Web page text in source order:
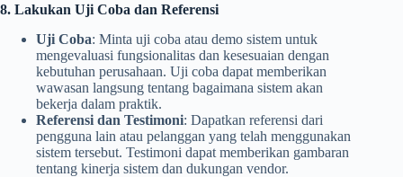
8. Lakukan Uji Coba dan Referensi
Uji Coba: Minta uji coba atau demo sistem untuk
mengevaluasi fungsionalitas dan kesesuaian dengan
kebutuhan perusahaan. Uji coba dapat memberikan
wawasan langsung tentang bagaimana sistem akan
bekerja dalam praktik.
Referensi dan Testimoni: Dapatkan referensi dari
pengguna lain atau pelanggan yang telah menggunakan
sistem tersebut. Testimoni dapat memberikan gambaran
tentang kinerja sistem dan dukungan vendor.